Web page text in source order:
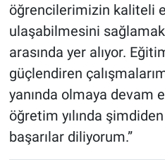
öğrencilerimizin kaliteli
ulaşabilmesini
arasında yer alıyor.
güçlendiren
yanında olmaya devam
öğretim yılında
başarılar diliyorum.”